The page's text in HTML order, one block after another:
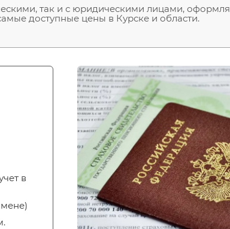
так и с юридическими лицами,
доступные цены в Курске и области.
в